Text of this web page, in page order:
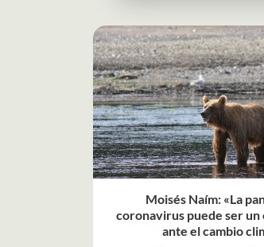
Moisés Naím: «La
coronavirus puede ser un
ante el cambio